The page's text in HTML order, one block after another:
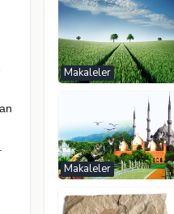
Makaleler
Makaleler